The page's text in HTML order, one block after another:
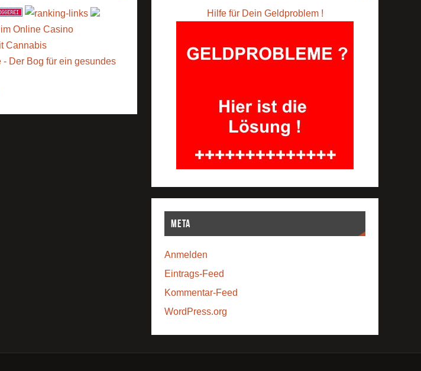
Online Casino
Cannabis
- Der Bog für ein gesundes
Hilfe für Dein Geldproblem !
Meta
Anmelden
Eintrags-Feed
Kommentar-Feed
WordPress.org